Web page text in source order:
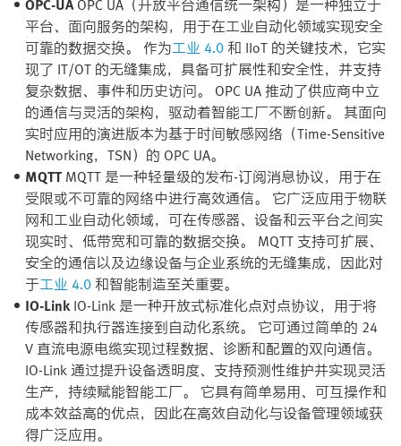
平台、面向服务的架构，用于在工业自动化领域实现安全
可靠的数据交换。 作为工业 4.0 和 IIoT 的关键技术，它实
现了 IT/OT 的无缝集成，具备可扩展性和安全性，并支持
复杂数据、事件和历史访问。 OPC UA 推动了供应商中立
的通信与灵活的架构，驱动着智能工厂不断创新。 其面向
实时应用的演进版本为基于时间敏感网络（Time-Sensitive
Networking，TSN）的 OPC UA。
MQTTMQTT 是一种轻量级的发布-订阅消息协议，用于在
受限或不可靠的网络中进行高效通信。 它广泛应用于物联
网和工业自动化领域，可在传感器、设备和云平台之间实
现实时、低带宽和可靠的数据交换。 MQTT 支持可扩展、
安全的通信以及边缘设备与企业系统的无缝集成，因此对
于工业 4.0 和智能制造至关重要。
IO-LinkIO-Link 是一种开放式标准化点对点协议，用于将
传感器和执行器连接到自动化系统。 它可通过简单的 24
V 直流电源电缆实现过程数据、诊断和配置的双向通信。
IO-Link 通过提升设备透明度、支持预测性维护并实现灵活
生产，持续赋能智能工厂。 它具有简单易用、可互操作和
成本效益高的优点，因此在高效自动化与设备管理领域获
得广泛应用。